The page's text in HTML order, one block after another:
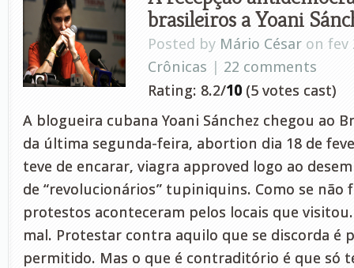
brasileiros a Yoani
Posted by Mário César on fev
Crônicas | 22 comments
Rating: 8.2/10 (5 votes cast)
A blogueira cubana Yoani Sánchez chegou ao
da última segunda-feira, abortion dia 18 de
teve de encarar, viagra approved logo ao
de “revolucionários” tupiniquins. Como se não
protestos aconteceram pelos locais que
mal. Protestar contra aquilo que se discorda é
permitido. Mas o que é contraditório é que só